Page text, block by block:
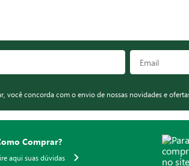
você concorda com o envio de nossas novidades e
Comprar?
aqui suas dúvidas